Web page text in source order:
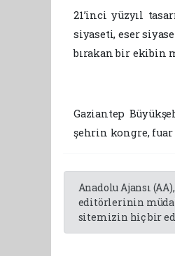
21’inci yüzyıl
siyaseti, eser
bırakan bir ekibin
Gaziantep
şehrin kongre, fuar
Anadolu Ajansı
editörlerinin
sitemizin hiç bir